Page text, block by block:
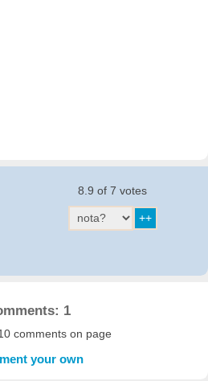
8.9 of 7 votes
1
comments on page
your own